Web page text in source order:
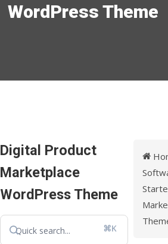
WordPress Theme
Digital Product
Marketplace
WordPress Theme
⌘K